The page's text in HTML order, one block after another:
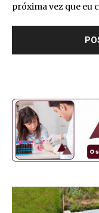
próxima vez que eu